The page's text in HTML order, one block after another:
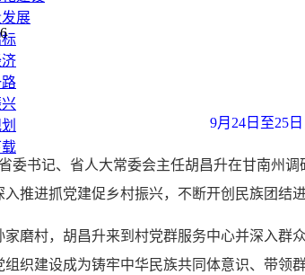
展
9月24日至25
委书记、省人大常委会主任胡昌升在甘南州
推进抓党建促乡村振兴，不断开创民族团结进
家磨村，胡昌升来到村党群服务中心并深入群
织建设成为铸牢中华民族共同体意识、带领